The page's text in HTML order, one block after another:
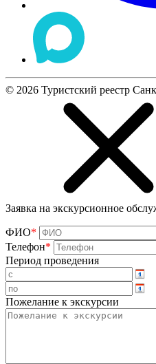
© 2026 Туристский реестр
Заявка на экскурсионное
ФИО*
Телефон*
Период проведения
Пожелание к экскурсии